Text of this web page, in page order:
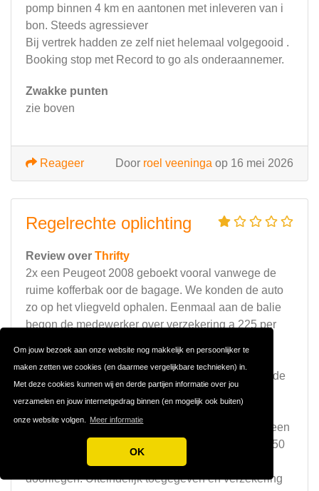
Om jouw bezoek aan onze website nog makkelijk en persoonlijker te
maken zetten we cookies (en daarmee vergelijkbare technieken) in.
Met deze cookies kunnen wij en derde partijen informatie over jou
verzamelen en jouw internetgedrag binnen (en mogelijk ook buiten)
onze website volgen. Meer informatie
OK
pomp binnen 4 km en aantonen met inleveren van i
bon. Steeds agressiever
Bij vertrek hadden ze zelf niet helemaal volgegooid .
Booking stop met Record to go als onderaannemer.
Zwakke punten
zie boven
Door roel veeninga op 16 mei 2026
Reageer
Regelrechte oplichting
Review over Thrifty
2x een Peugeot 2008 geboekt vooral vanwege de
ruime kofferbak oor de bagage. We konden de auto
zo op het vliegveld ophalen. Eenmaal aan de balie
begon de medewerker over verzekering a 225 per
zouden nu totaal niet verzekerd zijn. Niet bij schade
schade die we veroorzaken aan andere auto's (geen
WA dekking dus). Nogmaals aangegeven geen 450
euro extra te willen betalen, maar hij bleef stug
doorliegen. Uiteindelijk toegegeven en verzekering